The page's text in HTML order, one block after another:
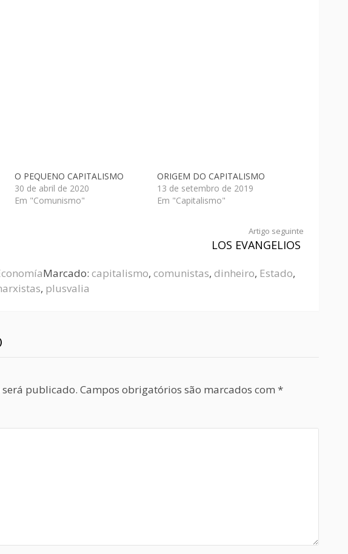
O PEQUENO CAPITALISMO
30 de abril de 2020
Em "Comunismo"
ORIGEM DO CAPITALISMO
13 de setembro de 2019
Em "Capitalismo"
Artigo seguinte
LOS EVANGELIOS
Marcado: capitalismo, comunistas, dinheiro, Estado,
, plusvalia
será publicado. Campos obrigatórios são marcados com *